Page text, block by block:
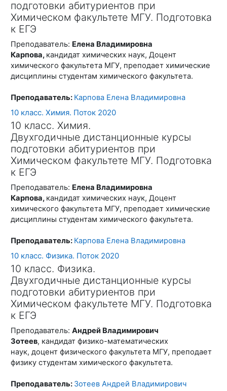
подготовки абитуриентов при
Химическом факультете МГУ. Подготовка
к ЕГЭ
Преподаватель: Елена Владимировна
Карпова, кандидат химических наук, Доцент
химического факультета МГУ, преподает химические
дисциплины студентам химического факультета.
Преподаватель: Карпова Елена Владимировна
10 класс. Химия. Поток 2020
10 класс. Химия.
Двухгодичные дистанционные курсы
подготовки абитуриентов при
Химическом факультете МГУ. Подготовка
к ЕГЭ
Преподаватель: Елена Владимировна
Карпова, кандидат химических наук, Доцент
химического факультета МГУ, преподает химические
дисциплины студентам химического факультета.
Преподаватель: Карпова Елена Владимировна
10 класс. Физика. Поток 2020
10 класс. Физика.
Двухгодичные дистанционные курсы
подготовки абитуриентов при
Химическом факультете МГУ. Подготовка
к ЕГЭ
Преподаватель: Андрей Владимирович
Зотеев, кандидат физико-математических
наук, доцент физического факультета МГУ, преподает
физику студентам химического факультета.
Преподаватель: Зотеев Андрей Владимирович